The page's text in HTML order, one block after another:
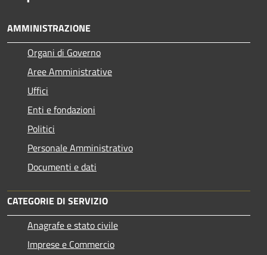
AMMINISTRAZIONE
Organi di Governo
Aree Amministrative
Uffici
Enti e fondazioni
Politici
Personale Amministrativo
Documenti e dati
CATEGORIE DI SERVIZIO
Anagrafe e stato civile
Imprese e Commercio